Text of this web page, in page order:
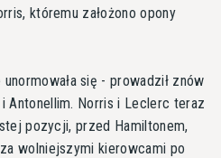
któremu założono opony
się - prowadził znów
Antonellim. Norris i Leclerc teraz
pozycji, przed Hamiltonem,
wolniejszymi kierowcami po